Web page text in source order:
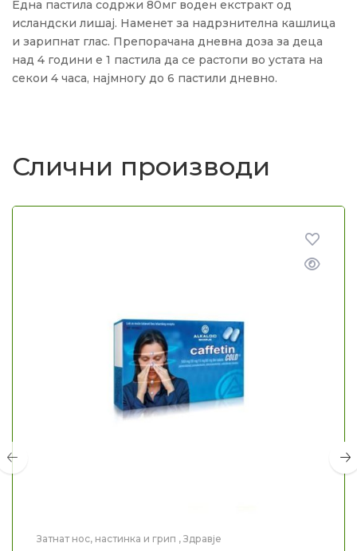
Една пастила содржи 80мг воден екстракт од
исландски лишај. Наменет за надрзнителна кашлица
и зарипнат глас. Препорачана дневна доза за деца
над 4 години е 1 пастила да се растопи во устата на
секои 4 часа, најмногу до 6 пастили дневно.
Слични производи
Затнат нос, настинка и грип , Здравје